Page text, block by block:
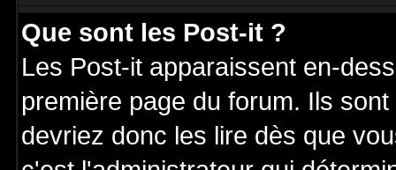
Que sont les Post-it ?
Les Post-it apparaissent en-
première page du forum. Ils
devriez donc les lire dès que